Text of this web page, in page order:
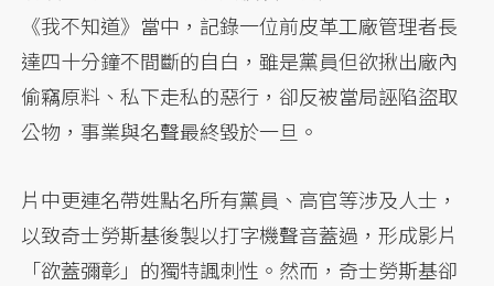
《我不知道》當中，記錄一位前皮革工廠管理者長
達四十分鐘不間斷的自白，雖是黨員但欲揪出廠內
偷竊原料、私下走私的惡行，卻反被當局誣陷盜取
公物，事業與名聲最終毀於一旦。
片中更連名帶姓點名所有黨員、高官等涉及人士，
以致奇士勞斯基後製以打字機聲音蓋過，形成影片
「欲蓋彌彰」的獨特諷刺性。然而，奇士勞斯基卻